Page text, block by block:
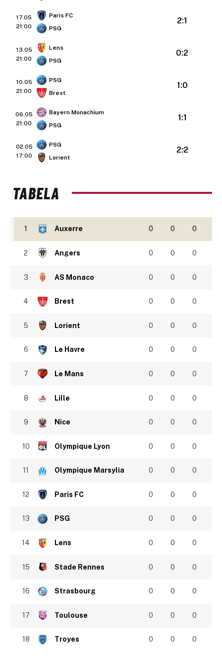
17.05
21:00
Paris FC
PSG
2:1
13.05
21:00
Lens
PSG
0:2
10.05
21:00
PSG
Brest
1:0
06.05
21:00
Bayern Monachium
PSG
1:1
02.05
17:00
PSG
Lorient
2:2
TABELA
1 Auxerre 0 0 0
2 Angers 0 0 0
3 AS Monaco 0 0 0
4 Brest 0 0 0
5 Lorient 0 0 0
6 Le Havre 0 0 0
7 Le Mans 0 0 0
8 Lille 0 0 0
9 Nice 0 0 0
10 Olympique Lyon 0 0 0
11 Olympique Marsylia 0 0 0
12 Paris FC 0 0 0
13 PSG 0 0 0
14 Lens 0 0 0
15 Stade Rennes 0 0 0
16 Strasbourg 0 0 0
17 Toulouse 0 0 0
18 Troyes 0 0 0